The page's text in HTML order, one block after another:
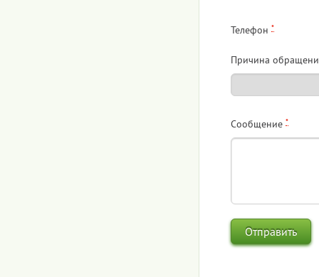
*
Телефон
Причина
*
Сообщение